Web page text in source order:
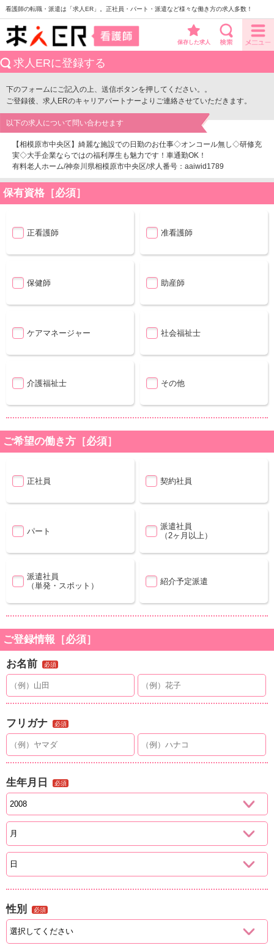
看護師の転職・派遣は「求人ER」。正社員・パート・派遣など様々な働き方の求人多数！
保存した求人
求人ERに登録する
下のフォームにご記入の上、送信ボタンを押してください。。
ご登録後、求人ERのキャリアパートナーよりご連絡させていただきます。
以下の求人について問い合わせます
【相模原市中央区】綺麗な施設での日勤のお仕事◇オンコール無し◇研修充
実◇大手企業ならではの福利厚生も魅力です！車通勤OK！
有料老人ホーム/神奈川県相模原市中央区/求人番号：aaiwid1789
保有資格［必須］
正看護師 准看護師
保健師 助産師
ケアマネージャー 社会福祉士
介護福祉士 その他
ご希望の働き方［必須］
正社員 契約社員
パート
派遣社員
（2ヶ月以上）
派遣社員
（単発・スポット）
紹介予定派遣
ご登録情報［必須］
お名前 必須
フリガナ 必須
生年月日 必須
性別 必須